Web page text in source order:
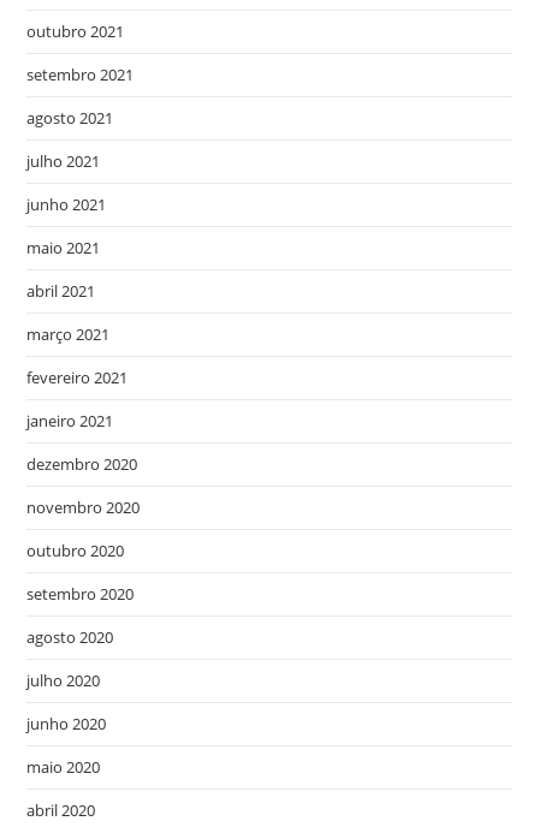
outubro 2021
setembro 2021
agosto 2021
julho 2021
junho 2021
maio 2021
abril 2021
março 2021
fevereiro 2021
janeiro 2021
dezembro 2020
novembro 2020
outubro 2020
setembro 2020
agosto 2020
julho 2020
junho 2020
maio 2020
abril 2020